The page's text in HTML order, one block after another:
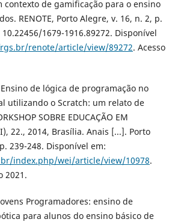
contexto de gamificação para o ensino
RENOTE, Porto Alegre, v. 16, n. 2, p.
1679-1916.89272. Disponível
renote/article/view/89272. Acesso
Ensino de lógica de programação no
utilizando o Scratch: um relato de
SOBRE EDUCAÇÃO EM
22., 2014, Brasília. Anais [...]. Porto
239-248. Disponível em:
index.php/wei/article/view/10978.
2021.
Programadores: ensino de
para alunos do ensino básico de